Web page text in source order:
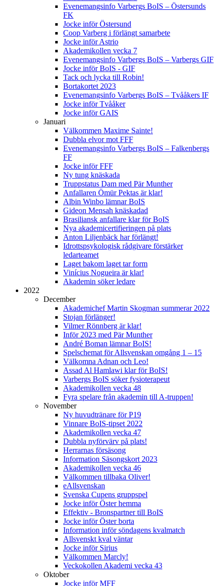
Evenemangsinfo Varbergs BoIS – Östersunds
FK
Jocke inför Östersund
Coop Varberg i förlängt samarbete
Jocke inför Astrio
Akademikollen vecka 7
Evenemangsinfo Varbergs BoIS – Varbergs GIF
Jocke inför BoIS - GIF
Tack och lycka till Robin!
Bortakortet 2023
Evenemangsinfo Varbergs BoIS – Tvååkers IF
Jocke inför Tvååker
Jocke inför GAIS
Januari
Välkommen Maxime Sainte!
Dubbla elvor mot FFF
Evenemangsinfo Varbergs BoIS – Falkenbergs
FF
Jocke inför FFF
Ny tung knäskada
Truppstatus Dam med Pär Munther
Anfallaren Ömür Pektas är klar!
Albin Winbo lämnar BoIS
Gideon Mensah knäskadad
Brasiliansk anfallare klar för BoIS
Nya akademicertifieringen på plats
Anton Liljenbäck har förlängt!
Idrottspsykologisk rådgivare förstärker
ledarteamet
Laget bakom laget tar form
Vinícius Nogueira är klar!
Akademin söker ledare
2022
December
Akademichef Martin Skogman summerar 2022
Stojan förlänger!
Vilmer Rönnberg är klar!
Inför 2023 med Pär Munther
André Boman lämnar BoIS!
Spelschemat för Allsvenskan omgång 1 – 15
Välkomna Adnan och Leo!
Assad Al Hamlawi klar för BoIS!
Varbergs BoIS söker fysioterapeut
Akademikollen vecka 48
Fyra spelare från akademin till A-truppen!
November
Ny huvudtränare för P19
Vinnare BoIS-tipset 2022
Akademikollen vecka 47
Dubbla nyförvärv på plats!
Herrarnas försäsong
Information Säsongskort 2023
Akademikollen vecka 46
Välkommen tillbaka Oliver!
eAllsvenskan
Svenska Cupens gruppspel
Jocke inför Öster hemma
Effektiv - Bronspartner till BoIS
Jocke inför Öster borta
Information inför söndagens kvalmatch
Allsvenskt kval väntar
Jocke inför Sirius
Välkommen Marcly!
Veckokollen Akademi vecka 43
Oktober
Jocke inför MFF